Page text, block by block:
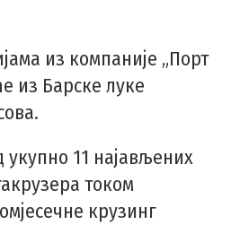
из компаније „Порт
из Барске луке
укупно 11 најављених
током
крузинг